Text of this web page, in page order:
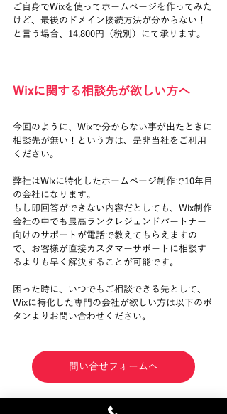
ご自身でWixを使ってホームページを作ってみた
けど、最後のドメイン接続方法が分からない！
と言う場合、14,800円（税別）にて承ります。
Wixに関する相談先が欲しい方へ
今回のように、Wixで分からない事が出たときに
相談先が無い！という方は、是非当社をご利用
ください。
弊社はWixに特化したホームページ制作で10年目
の会社になります。
もし即回答ができない内容だとしても、Wix制作
会社の中でも最高ランクレジェンドパートナー
向けのサポートが電話で教えてもらえますの
で、お客様が直接カスタマーサポートに相談す
るよりも早く解決することが可能です。
困った時に、いつでもご相談できる先として、
Wixに特化した専門の会社が欲しい方は以下のボ
タンよりお問い合わせください。
問い合せフォームへ